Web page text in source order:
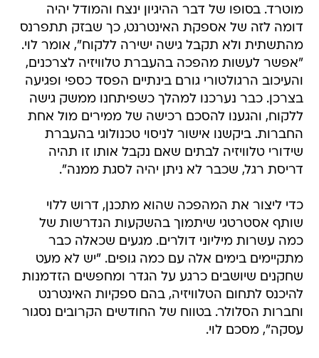
מוטרד. בסופו של דבר ההיגיון ינצח והמודל יהיה
דומה לזה של אספקת האינטרנט, כך שבזק תתפרנס
מהתשתית ולא תקבל גישה ישירה ללקוח", אומר לוי.
"אפשר לעשות מהפכה בהעברת טלוויזיה לצרכנים,
והעיכוב הרגולטורי גורם בינתיים הפסד כספי ופגיעה
בצרכן. כבר נערכנו למהלך כשפיתחנו ממשק גישה
ללקוח, והגענו להסכם רכישה של ממירים מול אחת
החברות. ביקשנו אישור לניסוי טכנולוגי בהעברת
שידורי טלוויזיה לבתים שאם נקבל אותו זו תהיה
דריסת רגל, שכבר לא ניתן יהיה לסגת ממנה".
כדי ליצור את המהפכה שהוא מתכנן, דרוש ללוי
שותף אסטרטגי שיתמוך בהשקעות הנדרשות של
כמה עשרות מיליוני דולרים. מגעים שכאלה כבר
מתקיימים בימים אלה עם כמה גופים. "יש לא מעט
שחקנים שיושבים כרגע על הגדר ומחפשים הזדמנות
להיכנס לתחום הטלוויזיה, בהם ספקיות האינטרנט
וחברות הסלולר. בטווח של החודשים הקרובים נסגור
עסקה", מסכם לוי.